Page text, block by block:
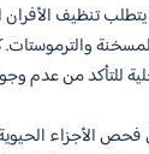
تنظيف الأفران
للتأكد من عدم
الأجزاء الحيوية